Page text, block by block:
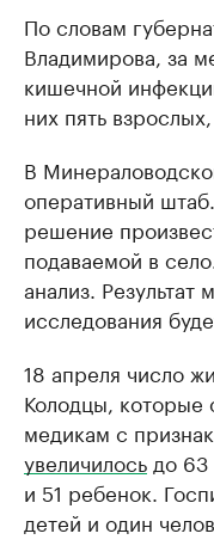
По словам
Владимирова, за
кишечной
них пять
В
оперативный
решение
подаваемой в
анализ. Результат
исследования
18 апреля число
Колодцы, которые
медикам с
увеличилось до 63
и 51 ребенок.
детей и один